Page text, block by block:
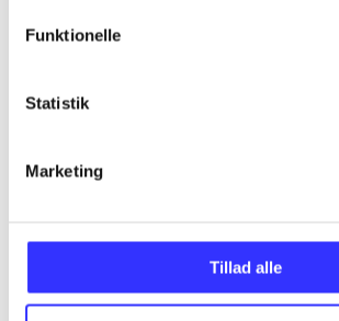
Funktionelle
Statistik
Marketing
Tillad alle
Fandango - dansk for 3.